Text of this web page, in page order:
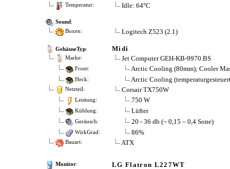
Temperatur: Idle: 64°C
Sound:
Boxen:
Logitech Z523 (2.1)
GehäuseTyp: Midi
Marke: Jet Computer GEH-KB-9970.BS
Front: Arctic Cooling (80mm); Cooler
Heck: Arctic Cooling
Netzteil: Corsair TX750W
Leistung: 750 W
Kühlung: Lüfter
Geräusch: 20 - 36 db (~ 0,15 – 0,4 Sone)
WirkGrad: 86%
Bauart: ATX
Monitor: LG Flatron L227WT